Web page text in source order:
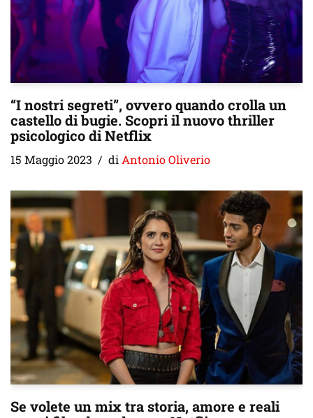
“I nostri segreti”, ovvero quando crolla un
castello di bugie. Scopri il nuovo thriller
psicologico di Netflix
15 Maggio 2023 di Antonio Oliverio
Se volete un mix tra storia, amore e reali